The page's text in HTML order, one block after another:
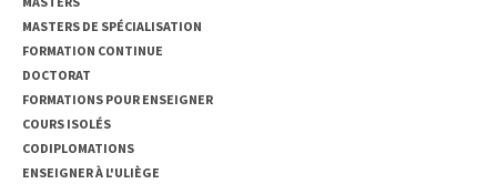
MASTERS DE SPÉCIALISATION
FORMATION CONTINUE
DOCTORAT
FORMATIONS POUR ENSEIGNER
COURS ISOLÉS
CODIPLOMATIONS
ENSEIGNER À L'ULIÈGE